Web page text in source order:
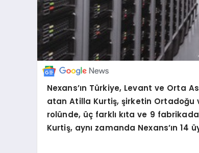
Nexans’ın Türkiye, Levant ve Orta
atan Atilla Kurtiş, şirketin Ortadoğu
rolünde, üç farklı kıta ve 9
Kurtiş, aynı zamanda Nexans’ın